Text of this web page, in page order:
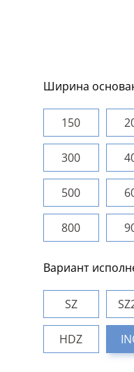
Ширина
150
300
500
800
Вариант
SZ
HDZ